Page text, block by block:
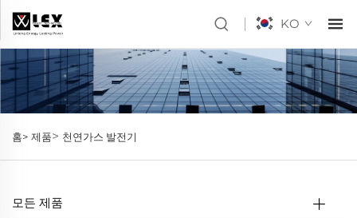
KO
홈> 제품> 천연가스 발전기
모든 제품